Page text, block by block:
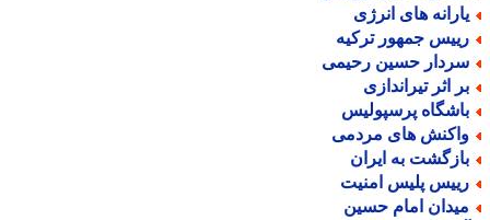
های انرژی
جمهور ترکیه
حسین رحیمی
اثر تیراندازی
پرسپولیس
های مردمی
به ایران
پلیس امنیت
امام حسین